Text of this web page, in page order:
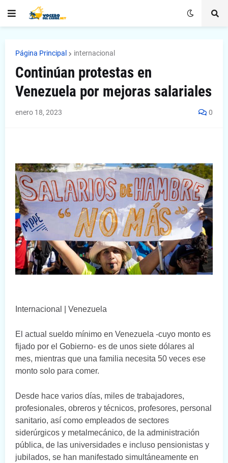
Página Principal internacional
Continúan protestas en
Venezuela por mejoras salariales
enero 18, 2023 0
Internacional | Venezuela
El actual sueldo mínimo en Venezuela -cuyo monto es
fijado por el Gobierno- es de unos siete dólares al
mes, mientras que una familia necesita 50 veces ese
monto solo para comer.
Desde hace varios días, miles de trabajadores,
profesionales, obreros y técnicos, profesores, personal
sanitario, así como empleados de sectores
siderúrgicos y metalmecánico, de la administración
pública, de las universidades e incluso pensionistas y
jubilados, se han manifestado simultáneamente en